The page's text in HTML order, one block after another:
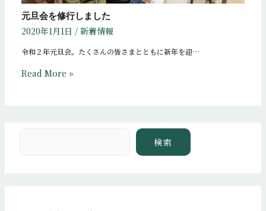
元旦会を修行しました
2020年1月1日 / 新着情報
令和２年元旦会。たくさんの皆さまとともに新年を迎…
Read More »
検索